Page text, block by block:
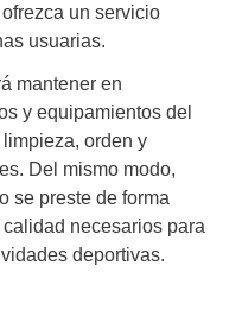
un servicio
usuarias.
mantener en
y equipamientos del
orden y
Del mismo modo,
se preste de forma
necesarios para
deportivas.